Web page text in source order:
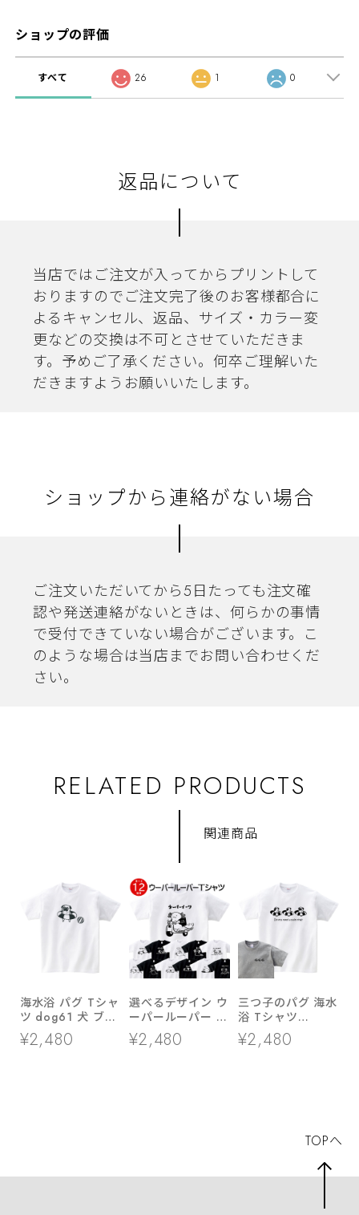
ショップの評価
すべて 26 1 0
返品について
当店ではご注文が入ってからプリントして
おりますのでご注文完了後のお客様都合に
よるキャンセル、返品、サイズ・カラー変
更などの交換は不可とさせていただきま
す。予めご了承ください。何卒ご理解いた
だきますようお願いいたします。
ショップから連絡がない場合
ご注文いただいてから5日たっても注文確
認や発送連絡がないときは、何らかの事情
で受付できていない場合がございます。こ
のような場合は当店までお問い合わせくだ
さい。
RELATED PRODUCTS
関連商品
海水浴 パグ Tシャ
ツ dog61 犬 ブヒ
パグ 好き 服 ゆる
い イラスト
¥2,480
選べるデザイン ウ
ーパールーパー T
シャツ am99 両生
類 アニマル
¥2,480
三つ子のパグ 海水
浴 Tシャツ
dog86 海 夏休み
犬 ブヒ ゆるい 手
¥2,480
TOPへ